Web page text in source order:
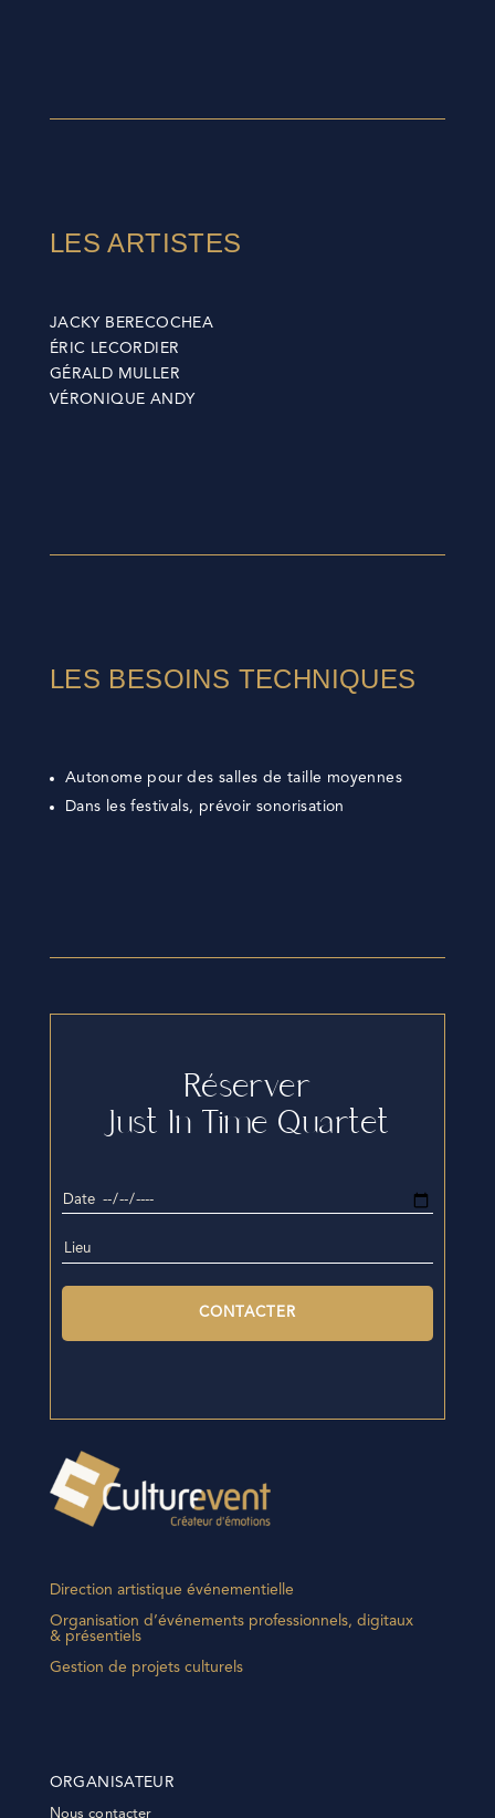
LES ARTISTES
JACKY BERECOCHEA
ÉRIC LECORDIER
GÉRALD MULLER
VÉRONIQUE ANDY
LES BESOINS TECHNIQUES
Autonome pour des salles de taille moyennes
Dans les festivals, prévoir sonorisation
Réserver
Just In Time Quartet
Direction artistique événementielle
Organisation d’événements professionnels, digitaux
& présentiels
Gestion de projets culturels
ORGANISATEUR
Nous contacter